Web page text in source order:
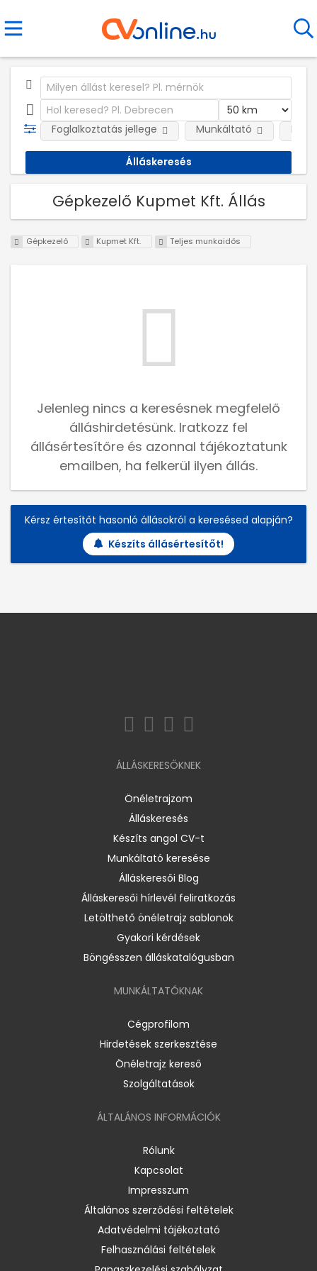
Foglalkoztatás jellege Munkáltató
Gépkezelő Kupmet Kft. Állás
Gépkezelő Kupmet Kft. Teljes munkaidős
Jelenleg nincs a keresésnek megfelelő
álláshirdetésünk. Iratkozz fel
állásértesítőre és azonnal tájékoztatunk
emailben, ha felkerül ilyen állás.
Kérsz értesítőt hasonló állásokról a keresésed alapján?
Készíts állásértesítőt!
ÁLLÁSKERESŐKNEK
Önéletrajzom
Álláskeresés
Készíts angol CV-t
Munkáltató keresése
Álláskeresői Blog
Álláskeresői hírlevél feliratkozás
Letölthető önéletrajz sablonok
Gyakori kérdések
Böngésszen álláskatalógusban
MUNKÁLTATÓKNAK
Cégprofilom
Hirdetések szerkesztése
Önéletrajz kereső
Szolgáltatások
ÁLTALÁNOS INFORMÁCIÓK
Rólunk
Kapcsolat
Impresszum
Általános szerződési feltételek
Adatvédelmi tájékoztató
Felhasználási feltételek